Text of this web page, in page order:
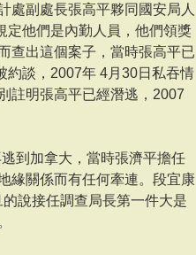
處副處長張高平夥同國安局人
定他們是內勤人員，他們領獎
查出這個案子，當時張高平已
約談，2007年 4月30日私吞情
註明張高平已經潛逃，2007
到加拿大，當時張濟平擔任
緣關係而有任何牽連。段宜康
說接任調查局長第一件大是